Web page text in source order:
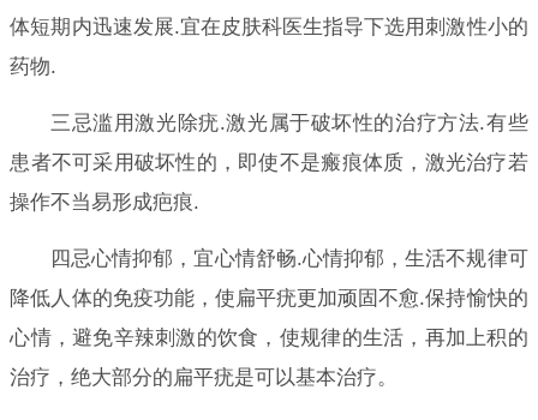
体短期内迅速发展.宜在皮肤科医生指导下选用刺激性小的
药物.
三忌滥用激光除疣.激光属于破坏性的治疗方法.有些
患者不可采用破坏性的，即使不是瘢痕体质，激光治疗若
操作不当易形成疤痕.
四忌心情抑郁，宜心情舒畅.心情抑郁，生活不规律可
降低人体的免疫功能，使扁平疣更加顽固不愈.保持愉快的
心情，避免辛辣刺激的饮食，使规律的生活，再加上积的
治疗，绝大部分的扁平疣是可以基本治疗。